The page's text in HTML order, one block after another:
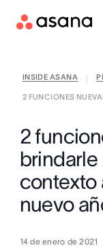
INSIDE ASANA
2 FUNCIONES
2
contexto
nuevo
14 de enero de 2021